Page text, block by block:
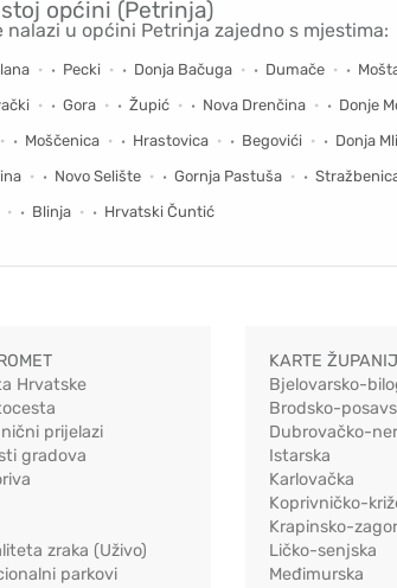
općini (Petrinja)
nalazi u općini Petrinja zajedno s mjestima:
Pecki Donja Bačuga Dumače
Gora Župić Nova Drenčina Donje
Moščenica Hrastovica Begovići Donja
Novo Selište Gornja Pastuša
Blinja Hrvatski Čuntić
Hrvatske
prijelazi
gradova
zraka (Uživo)
parkovi
KARTE
Bjelovarsko-
Brodsko-
Dubrovačko-
Istarska
Karlovačka
Koprivničko-
Krapinsko-
Ličko-senjska
Međimurska